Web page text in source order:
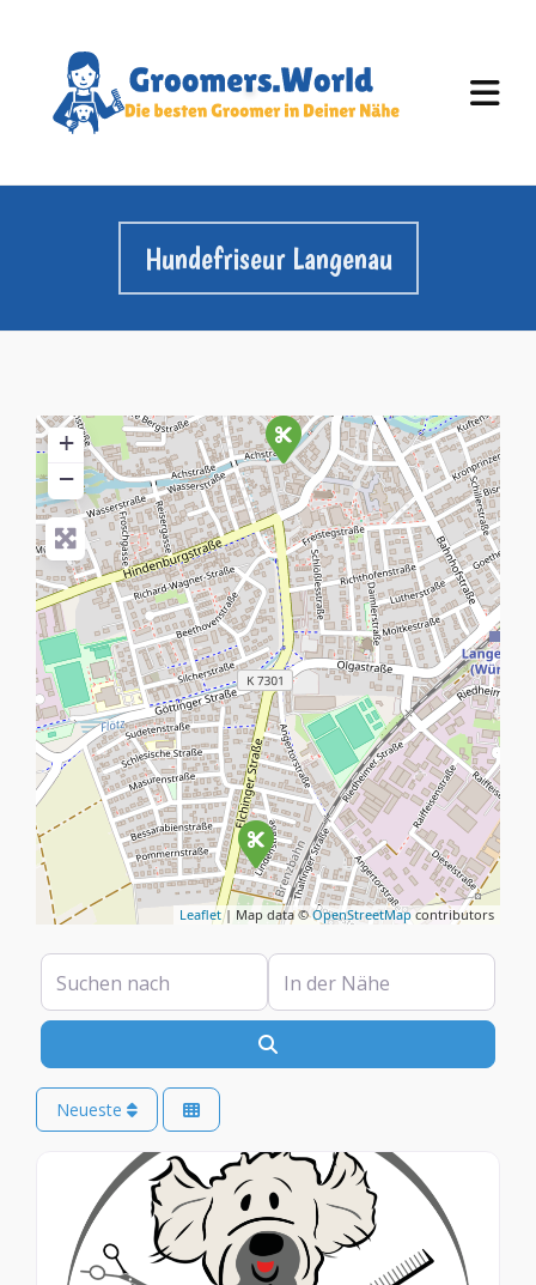
Hundefriseur Langenau
+
−
Leaflet| Map data ©OpenStreetMapcontributors
Suchen nach In der Nähe
Neueste